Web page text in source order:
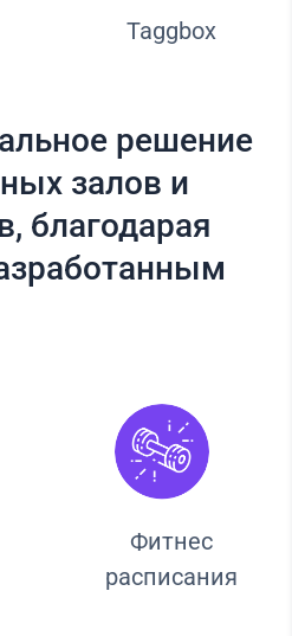
Taggbox
решение
залов и
благодарая
Фитнес
расписания